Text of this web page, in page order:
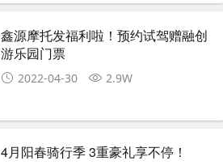
鑫源摩托发福利啦！预约试驾赠融创
游乐园门票
2022-04-30 2.9W
4月阳春骑行季 3重豪礼享不停！